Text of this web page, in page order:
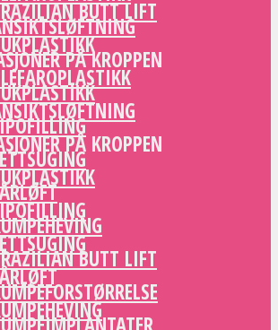
PÅ KROPPEN
BUTT LIFT
BUTT LIFT
PÅ KROPPEN